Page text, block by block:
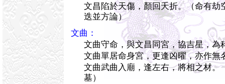
文昌陷於天傷，顏回夭折。（命有劫
迭並方論）
文曲：
文曲守命，與文昌同宮，協吉星，為
文曲單居命身宮，更逢凶曜，亦作無
文曲武曲入廟，逢左右，將相之材。
墓）